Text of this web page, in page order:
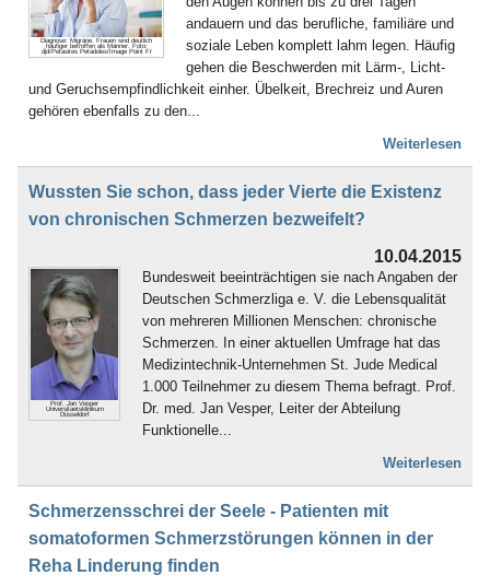
Diagnose: Migräne. Frauen sind deutlich
häufiger betroffen als Männer. Foto:
djd/Petasites Petadolex/Image Point Fr
andauern und das berufliche, familiäre und
soziale Leben komplett lahm legen. Häufig
gehen die Beschwerden mit Lärm-, Licht-
und Geruchsempfindlichkeit einher. Übelkeit, Brechreiz und Auren
gehören ebenfalls zu den...
Weiterlesen
Wussten Sie schon, dass jeder Vierte die Existenz
von chronischen Schmerzen bezweifelt?
10.04.2015
Prof. Jan Vesper
Universitaetsklinikum
Düsseldorf
Bundesweit beeinträchtigen sie nach Angaben der
Deutschen Schmerzliga e. V. die Lebensqualität
von mehreren Millionen Menschen: chronische
Schmerzen. In einer aktuellen Umfrage hat das
Medizintechnik-Unternehmen St. Jude Medical
1.000 Teilnehmer zu diesem Thema befragt. Prof.
Dr. med. Jan Vesper, Leiter der Abteilung
Funktionelle...
Weiterlesen
Schmerzensschrei der Seele - Patienten mit
somatoformen Schmerzstörungen können in der
Reha Linderung finden